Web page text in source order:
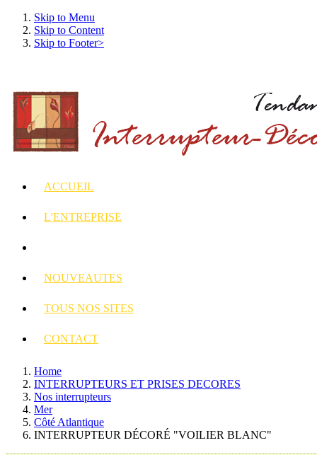
Skip to Menu
Skip to Content
Skip to Footer>
ACCUEIL
L'ENTREPRISE
NOUVEAUTES
TOUS NOS SITES
CONTACT
Home
INTERRUPTEURS ET PRISES DECORES
Nos interrupteurs
Mer
Côté Atlantique
INTERRUPTEUR DÉCORÉ "VOILIER BLANC"